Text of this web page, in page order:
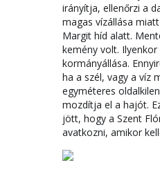
irányítja, ellenőrzi a
magas vízállása
Margit híd alatt.
kemény volt.
kormányállása.
ha a szél, vagy a víz
egyméteres
mozdítja el a hajót.
jött, hogy a Szent
avatkozni, amikor